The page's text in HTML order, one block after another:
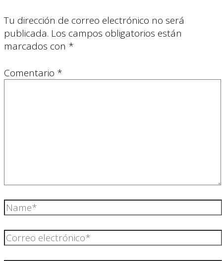
Tu dirección de correo electrónico no será
publicada. Los campos obligatorios están
marcados con *
Comentario *
Name*
Correo
electrónico*